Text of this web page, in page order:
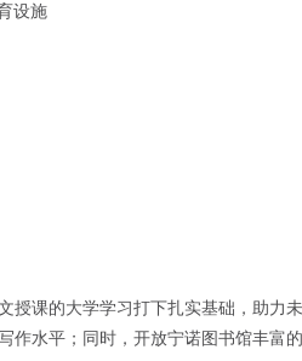
设施
授课的大学学习打下扎实基础，助力
作水平；同时，开放宁诺图书馆丰富